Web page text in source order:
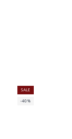
SALE
-40%